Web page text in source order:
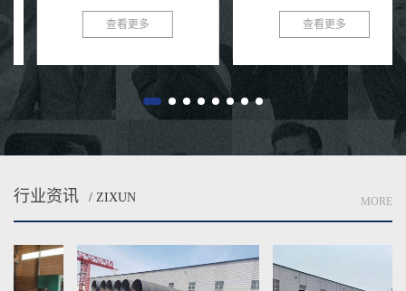
会，环保与可持续发展已成为全球
共识。在污水处理与排放领域，选
查看更多
在各类给水工程中得到了广泛的应
用。这种钢管以其独特的螺旋结
性...
查看更多
行业资讯 / ZIXUN MORE